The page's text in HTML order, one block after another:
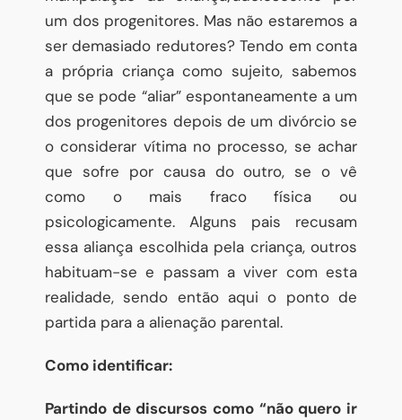
um dos progenitores. Mas não estaremos a
ser demasiado redutores? Tendo em conta
a própria criança como sujeito, sabemos
que se pode “aliar” espontaneamente a um
dos progenitores depois de um divórcio se
o considerar vítima no processo, se achar
que sofre por causa do outro, se o vê
como o mais fraco física ou
psicologicamente. Alguns pais recusam
essa aliança escolhida pela criança, outros
habituam-se e passam a viver com esta
realidade, sendo então aqui o ponto de
partida para a alienação parental.
Como identificar:
Partindo de discursos como “não quero ir